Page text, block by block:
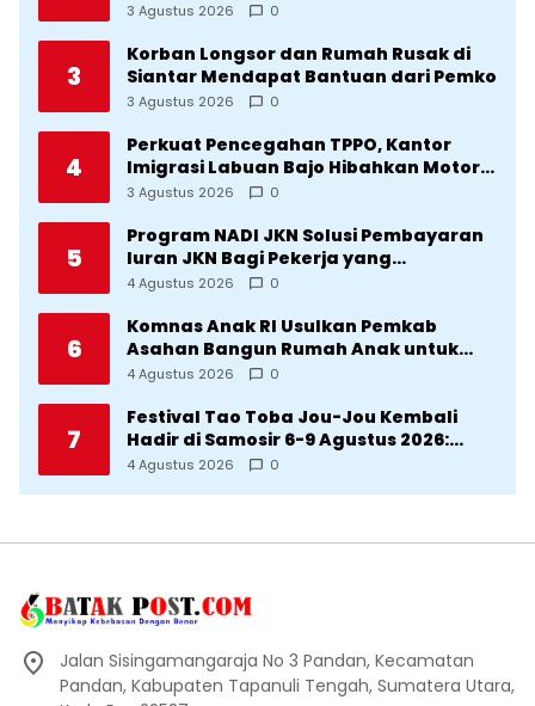
Direvitalisasi Wali Kota
3 Agustus 2026 0
3
Korban Longsor dan Rumah Rusak di
Siantar Mendapat Bantuan dari Pemko
3 Agustus 2026 0
4
Perkuat Pencegahan TPPO, Kantor
Imigrasi Labuan Bajo Hibahkan Motor
Operasional ke Lima Desa di
3 Agustus 2026 0
5
Program NADI JKN Solusi Pembayaran
Iuran JKN Bagi Pekerja yang
Penghasilannya Tidak Tetap
4 Agustus 2026 0
6
Komnas Anak RI Usulkan Pemkab
Asahan Bangun Rumah Anak untuk
Korban Kekerasan
4 Agustus 2026 0
7
Festival Tao Toba Jou-Jou Kembali
Hadir di Samosir 6-9 Agustus 2026:
Datang Saksikan Kemeriahan dan Raih
4 Agustus 2026 0
Jalan Sisingamangaraja No 3 Pandan, Kecamatan
Pandan, Kabupaten Tapanuli Tengah, Sumatera Utara,